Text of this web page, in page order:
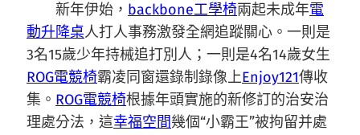
新年伊始， backbone工學椅兩起未成年電
動升降桌人打人事務激發全網追蹤關心。一則是
3名15歲少年持械追打別人；一則是4名14歲女生
ROG電競椅霸凌同窗還錄制錄像上Enjoy121傳收
集。 ROG電競椅根據年頭實施的新修訂的治安治
理處分法，這幸福空間幾個“小霸王”被拘留并處